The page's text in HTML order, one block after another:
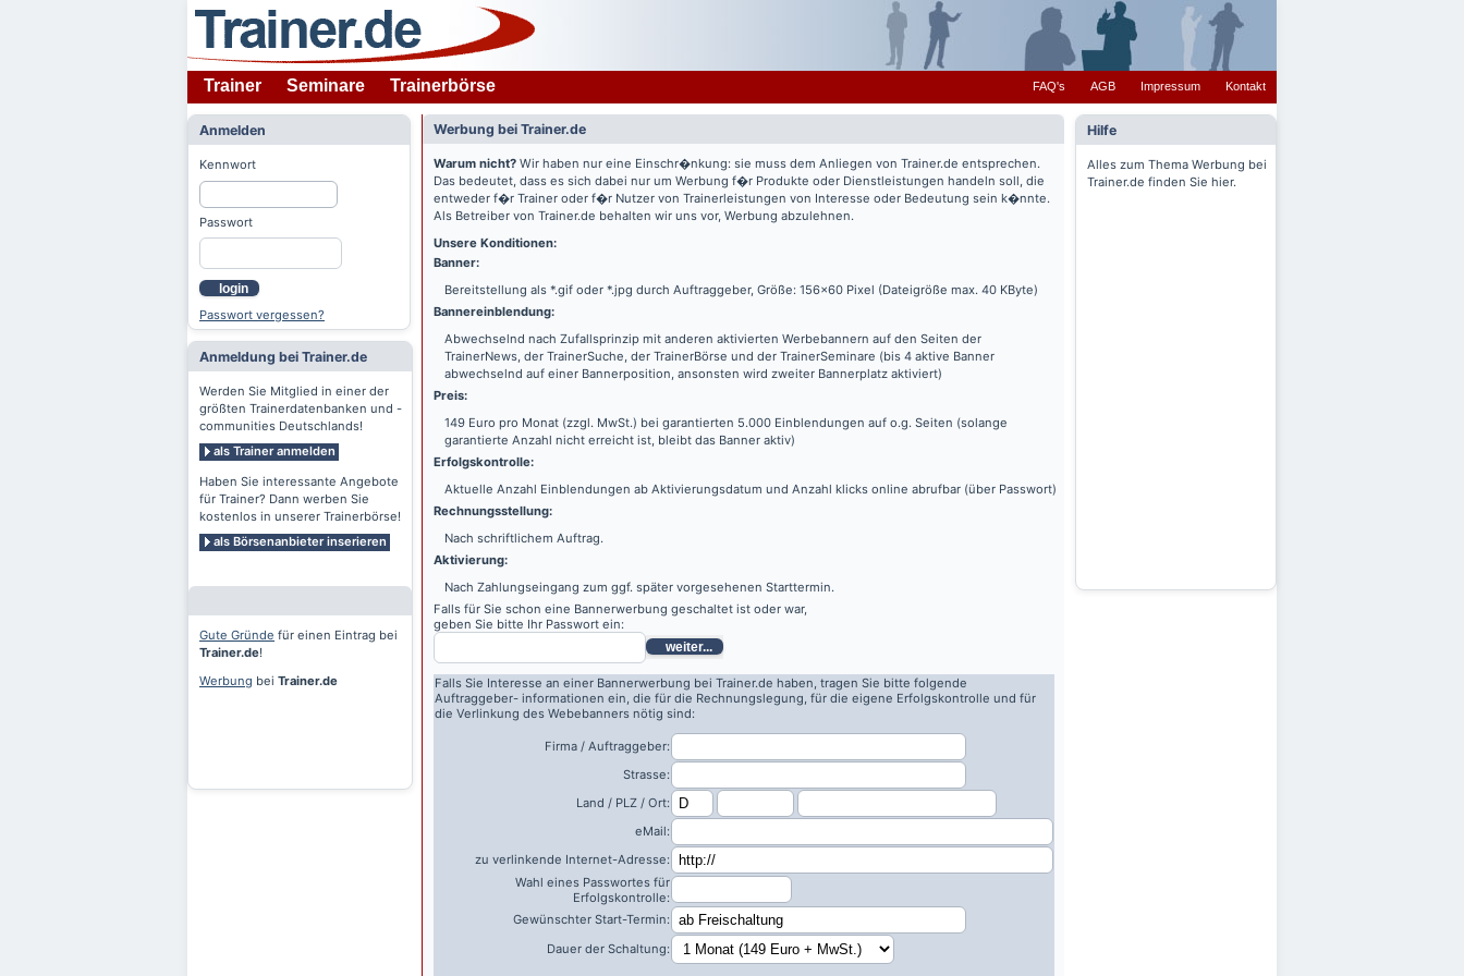
Trainer Seminare Trainerbörse FAQ's AGB Impressum Kontakt
Anmelden
Kennwort
Passwort
login
Passwort vergessen?
Anmeldung bei Trainer.de
Werden Sie Mitglied in einer der
größten Trainerdatenbanken und -
communities Deutschlands!
als Trainer anmelden
Haben Sie interessante Angebote
für Trainer? Dann werben Sie
kostenlos in unserer Trainerbörse!
als Börsenanbieter inserieren
Gute Gründe für einen Eintrag bei
Trainer.de!
Werbung bei Trainer.de
Hilfe
Alles zum Thema Werbung bei
Trainer.de finden Sie hier.
Werbung bei Trainer.de
Warum nicht? Wir haben nur eine Einschr�nkung: sie muss dem Anliegen von Trainer.de entsprechen.
Das bedeutet, dass es sich dabei nur um Werbung f�r Produkte oder Dienstleistungen handeln soll, die
entweder f�r Trainer oder f�r Nutzer von Trainerleistungen von Interesse oder Bedeutung sein k�nnte.
Als Betreiber von Trainer.de behalten wir uns vor, Werbung abzulehnen.
Unsere Konditionen:
Banner:
Bereitstellung als *.gif oder *.jpg durch Auftraggeber, Größe: 156x60 Pixel (Dateigröße max. 40 KByte)
Bannereinblendung:
Abwechselnd nach Zufallsprinzip mit anderen aktivierten Werbebannern auf den Seiten der
TrainerNews, der TrainerSuche, der TrainerBörse und der TrainerSeminare (bis 4 aktive Banner
abwechselnd auf einer Bannerposition, ansonsten wird zweiter Bannerplatz aktiviert)
Preis:
149 Euro pro Monat (zzgl. MwSt.) bei garantierten 5.000 Einblendungen auf o.g. Seiten (solange
garantierte Anzahl nicht erreicht ist, bleibt das Banner aktiv)
Erfolgskontrolle:
Aktuelle Anzahl Einblendungen ab Aktivierungsdatum und Anzahl klicks online abrufbar (über Passwort)
Rechnungsstellung:
Nach schriftlichem Auftrag.
Aktivierung:
Nach Zahlungseingang zum ggf. später vorgesehenen Starttermin.
Falls für Sie schon eine Bannerwerbung geschaltet ist oder war,
geben Sie bitte Ihr Passwort ein:
weiter...
Falls Sie Interesse an einer Bannerwerbung bei Trainer.de haben, tragen Sie bitte folgende
Auftraggeber- informationen ein, die für die Rechnungslegung, für die eigene Erfolgskontrolle und für
die Verlinkung des Webebanners nötig sind:
Firma / Auftraggeber:
Strasse:
Land / PLZ / Ort:
eMail:
zu verlinkende Internet-Adresse:
Wahl eines Passwortes für
Erfolgskontrolle:
Gewünschter Start-Termin:
Dauer der Schaltung: